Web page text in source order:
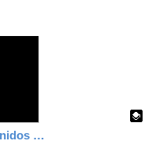
Video Explicativo. Contenidos Educativos Digitales